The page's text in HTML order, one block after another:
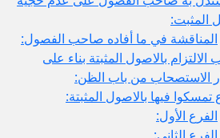
المثبت:
المناقشة في ما أفاده صاحب الفصول:
بالاصول المثبتة بناء على
الاستصحاب من باب الظن:
تمسكوا فيها بالاصول المثبتة:
الفرع الأول: